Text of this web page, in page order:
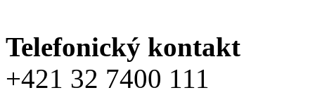
Telefonický kontakt
+421 32 7400 111